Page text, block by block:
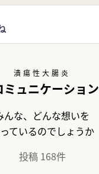
潰瘍性大腸炎
ミュニケーション
んな、どんな想いを
ているのでしょうか
投稿 168件